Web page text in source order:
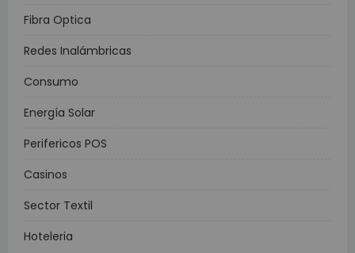
Fibra Optica
Redes Inalámbricas
Consumo
Energía Solar
Perifericos POS
Casinos
Sector Textil
Hoteleria